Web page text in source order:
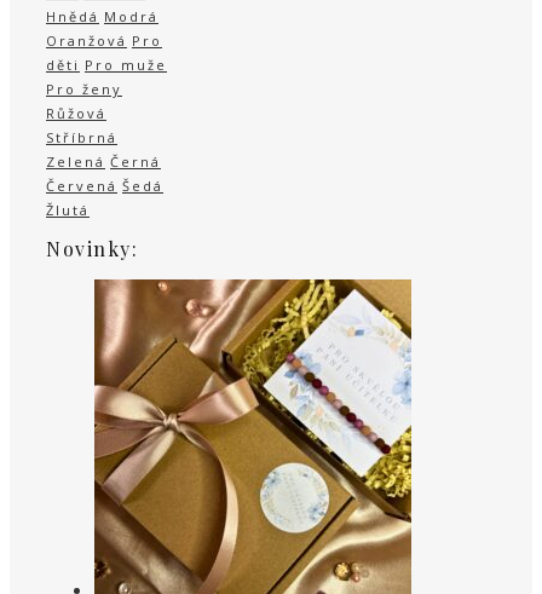
Hnědá Modrá
Oranžová Pro
děti Pro muže
Pro ženy
Růžová
Stříbrná
Zelená Černá
Červená Šedá
Žlutá
Novinky: